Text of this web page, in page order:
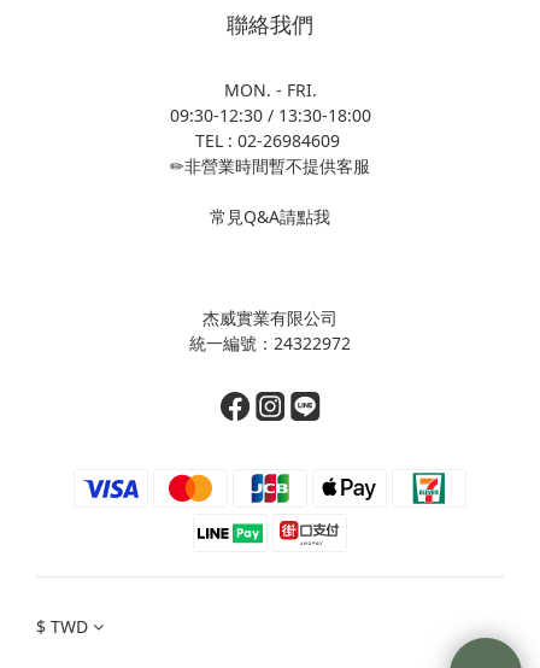
聯絡我們
MON. - FRI.
09:30-12:30 / 13:30-18:00
TEL : 02-26984609
✏非營業時間暫不提供客服
常見Q&A請點我
杰威實業有限公司
統一編號：24322972
$ TWD